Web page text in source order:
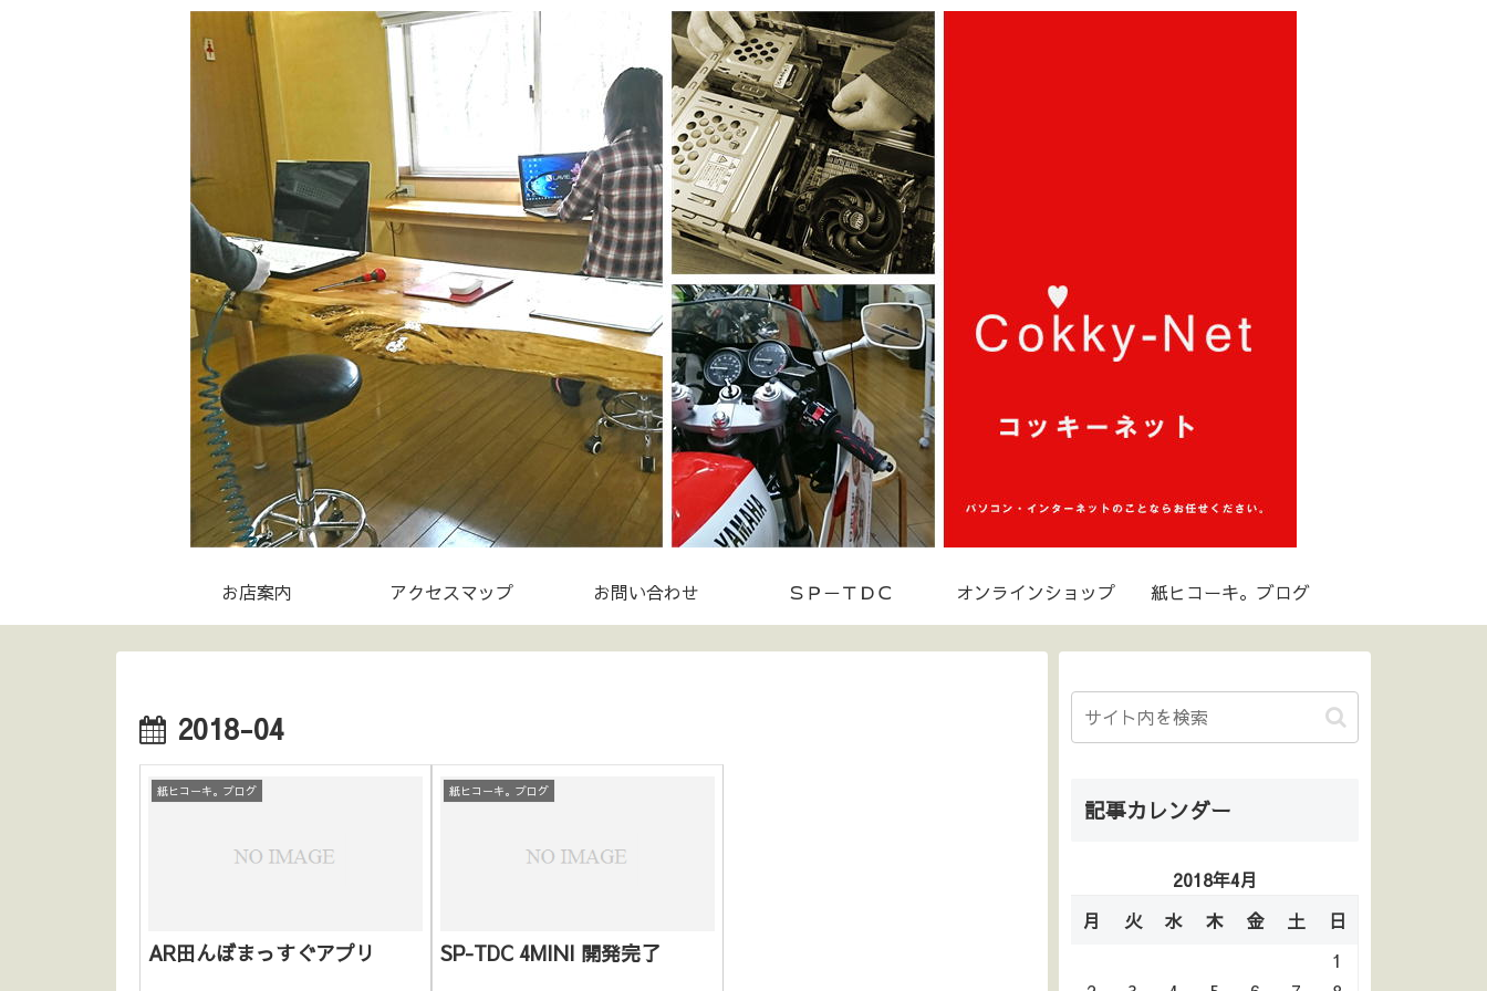
お店案内 アクセスマップ お問い合わせ ＳＰ－ＴＤＣ オンラインショップ 紙ヒコーキ。ブログ
2018-04
紙ヒコーキ。ブログ
AR田んぼまっすぐアプリ
紙ヒコーキ。ブログ
SP-TDC 4MINI 開発完了
記事カレンダー
2018年4月
月
火 水 木 金 土
日
1